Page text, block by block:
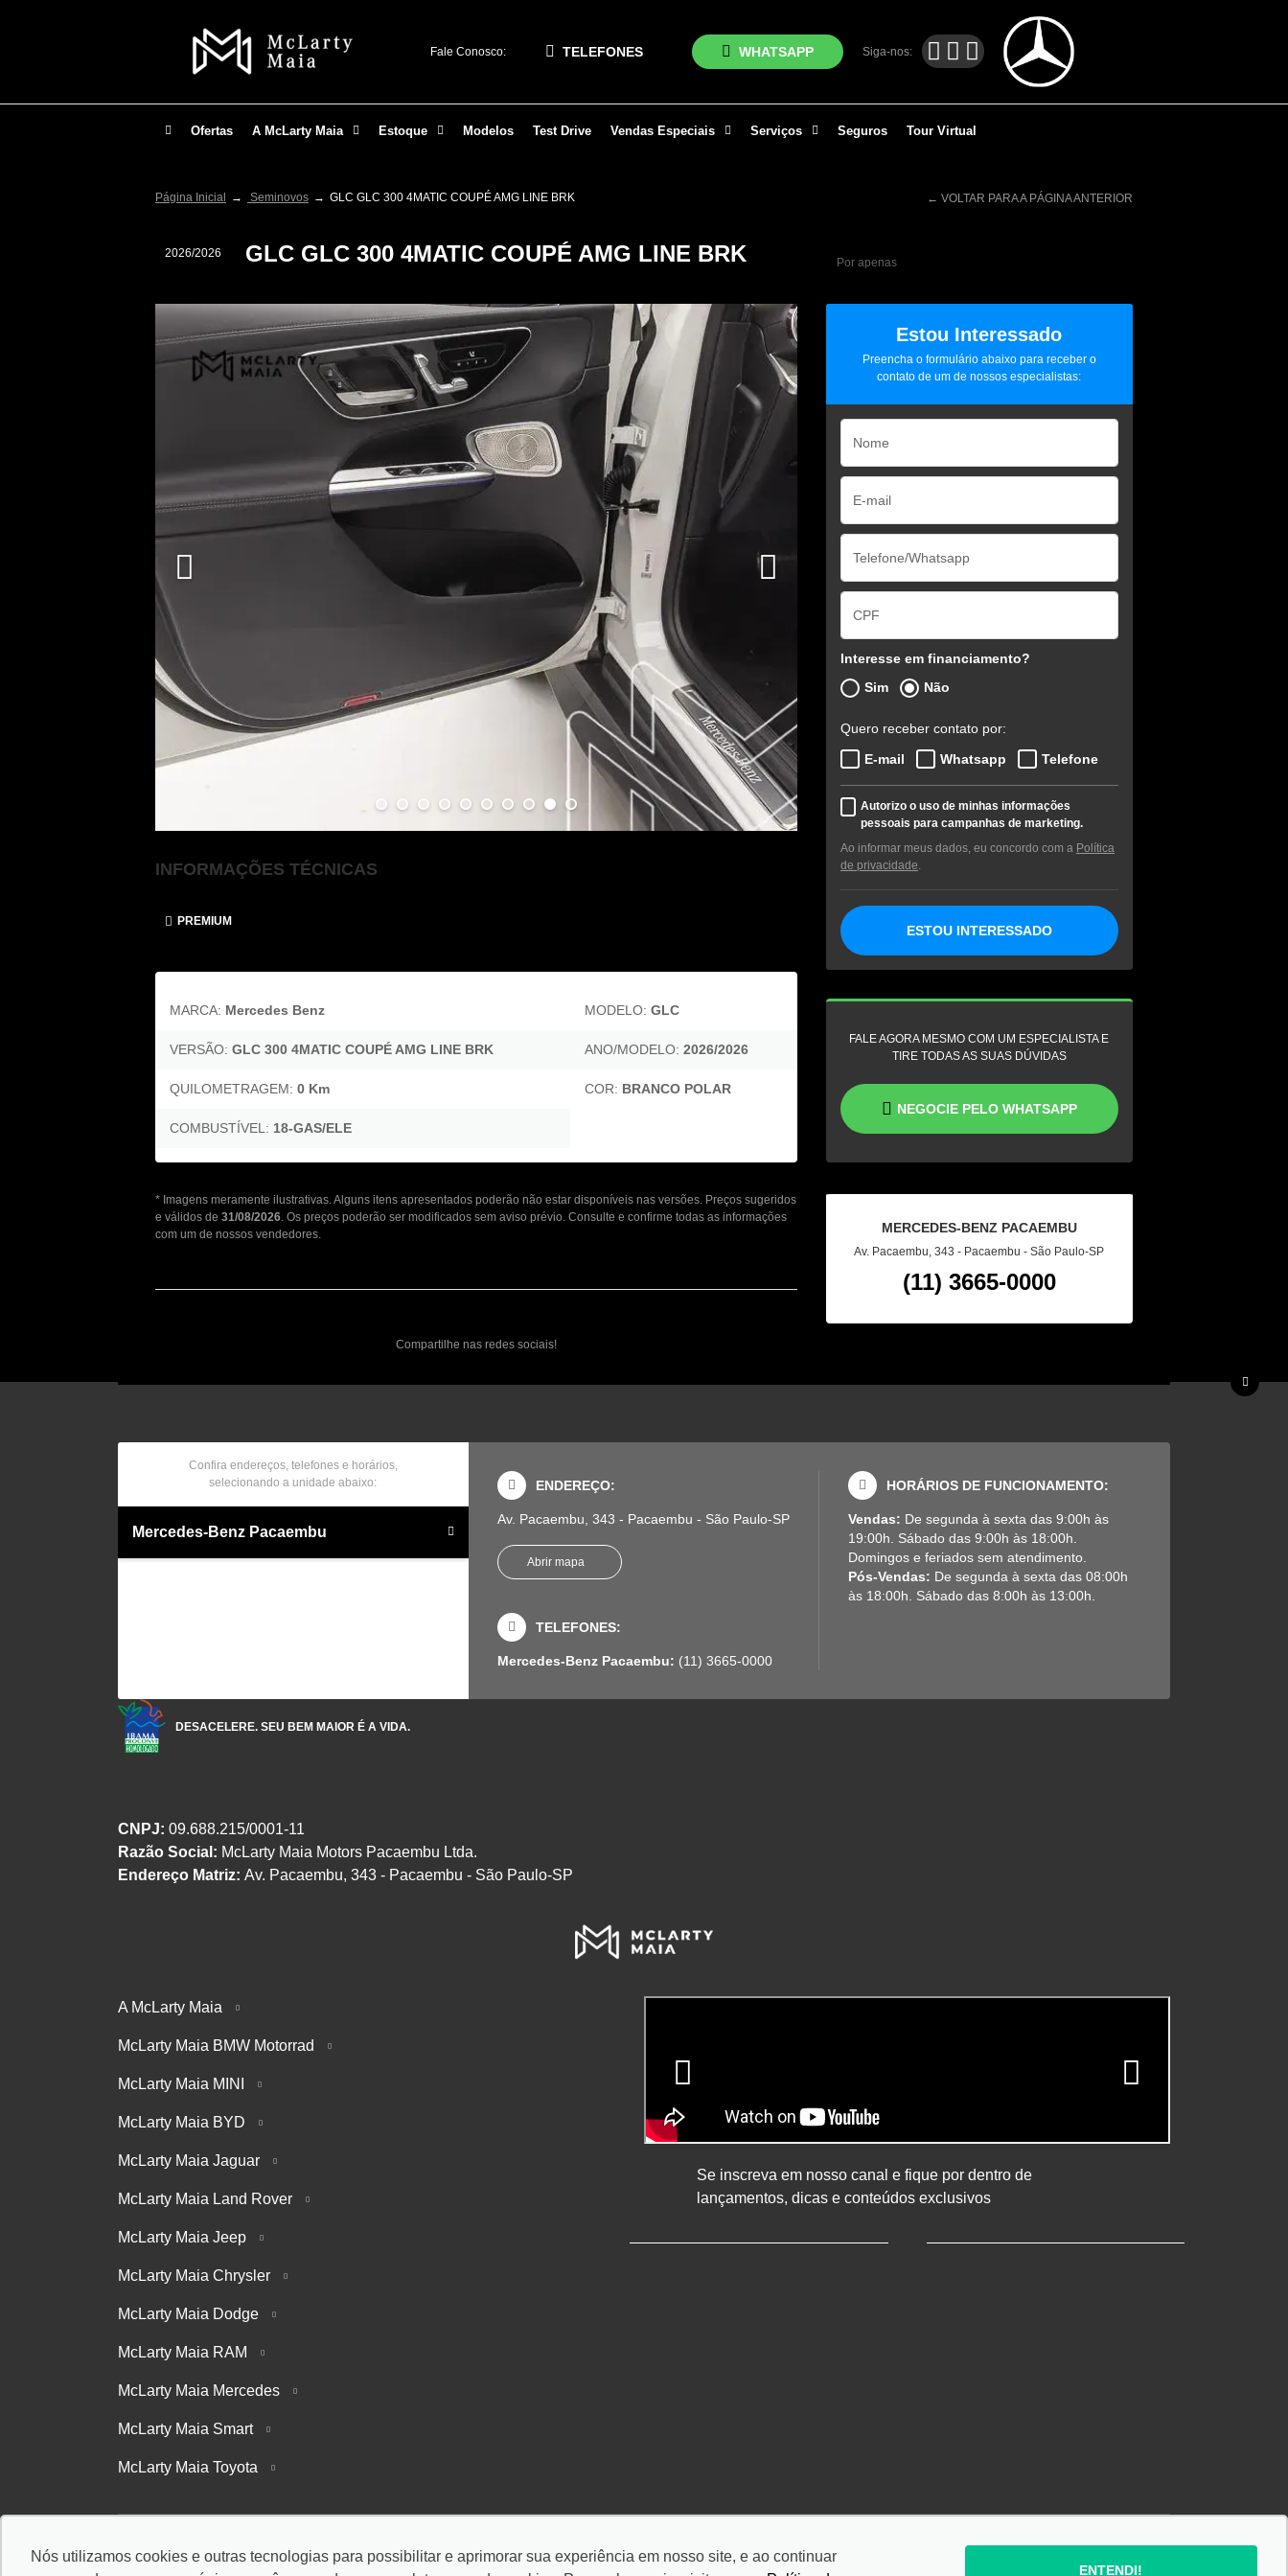
Fale Conosco: TELEFONES WHATSAPP Siga-nos:
Ofertas A McLarty Maia Estoque Modelos Test Drive Vendas Especiais Serviços Seguros Tour Virtual
Página Inicial Seminovos GLC GLC 300 4MATIC COUPÉ AMG LINE BRK ← VOLTAR PARA A PÁGINA ANTERIOR
2026/2026 GLC GLC 300 4MATIC COUPÉ AMG LINE BRK Por apenas
INFORMAÇÕES TÉCNICAS
PREMIUM
MARCA: Mercedes Benz MODELO: GLC
VERSÃO: GLC 300 4MATIC COUPÉ AMG LINE BRK ANO/MODELO: 2026/2026
QUILOMETRAGEM: 0 Km COR: BRANCO POLAR
COMBUSTÍVEL: 18-GAS/ELE
* Imagens meramente ilustrativas. Alguns itens apresentados poderão não estar disponíveis nas versões. Preços sugeridos
e válidos de 31/08/2026 . Os preços poderão ser modificados sem aviso prévio. Consulte e confirme todas as informações
com um de nossos vendedores.
Compartilhe nas redes sociais!
Estou Interessado
Preencha o formulário abaixo para receber o
contato de um de nossos especialistas:
Interesse em financiamento?
Sim
Não
Quero receber contato por:
E-mail
Whatsapp Telefone
Autorizo o uso de minhas informações
pessoais para campanhas de marketing.
Ao informar meus dados, eu concordo com a Política
de privacidade
ESTOU INTERESSADO
FALE AGORA MESMO COM UM ESPECIALISTA E
TIRE TODAS AS SUAS DÚVIDAS
NEGOCIE PELO WHATSAPP
MERCEDES-BENZ PACAEMBU
Av. Pacaembu, 343 - Pacaembu - São Paulo-SP
(11) 3665-0000
Confira endereços, telefones e horários,
selecionando a unidade abaixo:
Mercedes-Benz Pacaembu
ENDEREÇO:
Av. Pacaembu, 343 - Pacaembu - São Paulo-SP
Abrir mapa
TELEFONES:
Mercedes-Benz Pacaembu: (11) 3665-0000
HORÁRIOS DE FUNCIONAMENTO:
Vendas: De segunda à sexta das 9:00h às
19:00h. Sábado das 9:00h às 18:00h.
Domingos e feriados sem atendimento.
Pós-Vendas: De segunda à sexta das 08:00h
às 18:00h. Sábado das 8:00h às 13:00h.
DESACELERE. SEU BEM MAIOR É A VIDA.
CNPJ: 09.688.215/0001-11
Razão Social: McLarty Maia Motors Pacaembu Ltda.
Endereço Matriz: Av. Pacaembu, 343 - Pacaembu - São Paulo-SP
A McLarty Maia
McLarty Maia BMW Motorrad
McLarty Maia MINI
McLarty Maia BYD
McLarty Maia Jaguar
McLarty Maia Land Rover
McLarty Maia Jeep
McLarty Maia Chrysler
McLarty Maia Dodge
McLarty Maia RAM
McLarty Maia Mercedes
McLarty Maia Smart
McLarty Maia Toyota
Se inscreva em nosso canal e fique por dentro de
lançamentos, dicas e conteúdos exclusivos
© Copyright 2026-AutoForce - Todos os direitos reservados.
SIGA-NOS:
Nós utilizamos cookies e outras tecnologias para possibilitar e aprimorar sua experiência em nosso site, e ao continuar
ENTENDI!